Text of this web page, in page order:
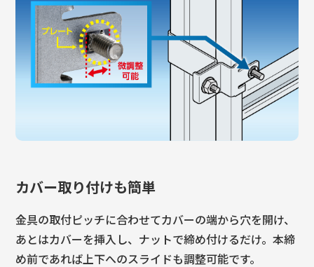
カバー取り付けも簡単
金具の取付ピッチに合わせてカバーの端から穴を開け、
あとはカバーを挿入し、ナットで締め付けるだけ。本締
め前であれば上下へのスライドも調整可能です。